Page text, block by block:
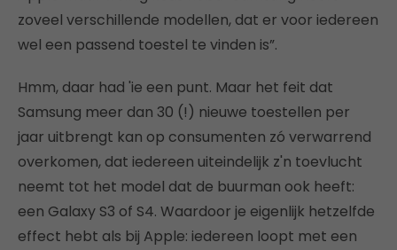
zoveel verschillende modellen, dat er voor iedereen
wel een passend toestel te vinden is”.
Hmm, daar had 'ie een punt. Maar het feit dat
Samsung meer dan 30 (!) nieuwe toestellen per
jaar uitbrengt kan op consumenten zó verwarrend
overkomen, dat iedereen uiteindelijk z'n toevlucht
neemt tot het model dat de buurman ook heeft:
een Galaxy S3 of S4. Waardoor je eigenlijk hetzelfde
effect hebt als bij Apple: iedereen loopt met een